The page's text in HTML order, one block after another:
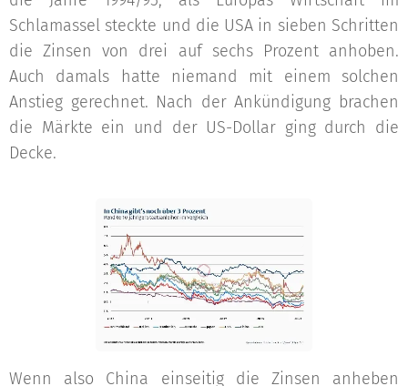
Schlamassel steckte und die USA in sieben Schritten
die Zinsen von drei auf sechs Prozent anhoben.
Auch damals hatte niemand mit einem solchen
Anstieg gerechnet. Nach der Ankündigung brachen
die Märkte ein und der US-Dollar ging durch die
Decke.
Wenn also China einseitig die Zinsen anheben